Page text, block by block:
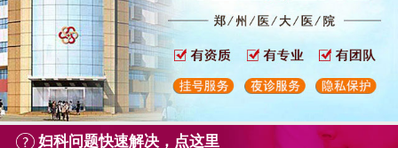
妇科问题快速解决，点这里